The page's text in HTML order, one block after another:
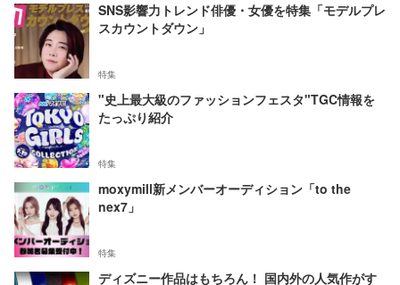
SNS影響力トレンド俳優・女優を特集「モデルプレ
スカウントダウン」
特集
"史上最大級のファッションフェスタ"TGC情報を
たっぷり紹介
特集
moxymill新メンバーオーディション「to the
nex7」
特集
ディズニー作品はもちろん！ 国内外の人気作がす